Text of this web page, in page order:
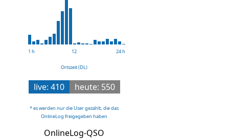
1 h 12 24 h
Ortszeit (DL)
live: 410 heute: 550
* es werden nur die User gezählt, die das
OnlineLog freigegeben haben
OnlineLog-QSO